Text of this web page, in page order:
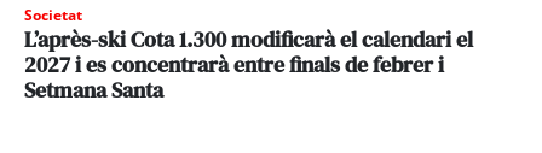
Societat
L’après-ski Cota 1.300 modificarà el calendari el
2027 i es concentrarà entre finals de febrer i
Setmana Santa